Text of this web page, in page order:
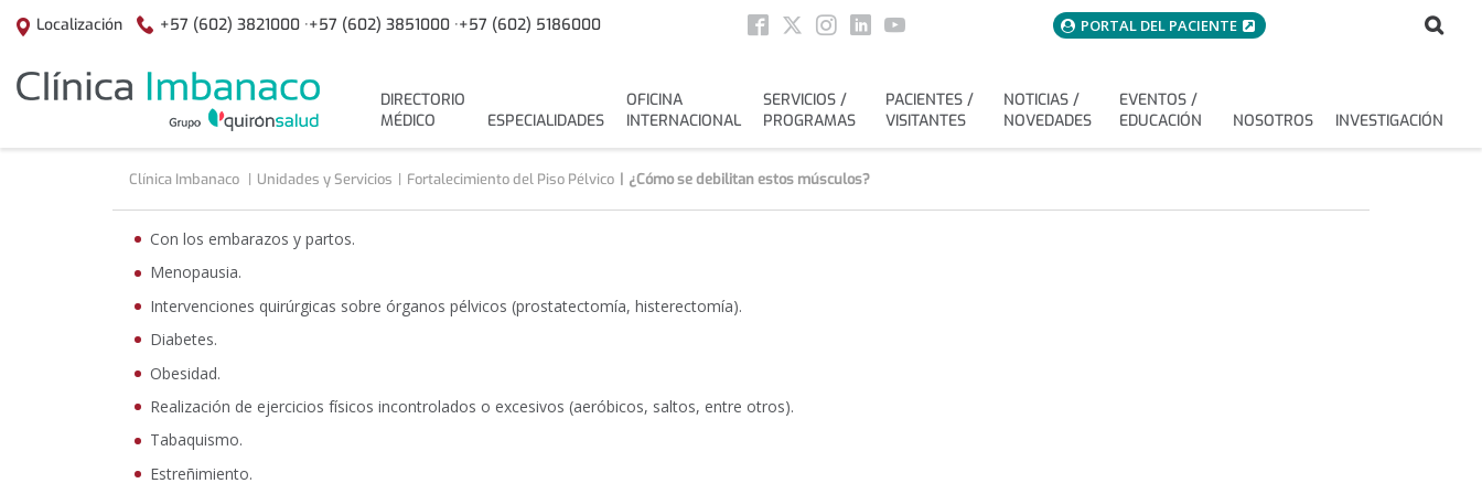
Localización +57 (602) 3821000 ·+57 (602) 3851000 ·+57 (602) 5186000
Social
menuAcceso
PORTAL DEL PACIENTE
Buscar
DIRECTORIO
MÉDICO
ESPECIALIDADES
OFICINA
INTERNACIONAL
SERVICIOS /
PROGRAMAS
PACIENTES /
VISITANTES
NOTICIAS /
NOVEDADES
EVENTOS /
EDUCACIÓN
NOSOTROS INVESTIGACIÓN
Clínica Imbanaco Unidades y Servicios Fortalecimiento del Piso Pélvico ¿Cómo se debilitan estos músculos?
Con los embarazos y partos.
Menopausia.
Intervenciones quirúrgicas sobre órganos pélvicos (prostatectomía, histerectomía).
Diabetes.
Obesidad.
Realización de ejercicios físicos incontrolados o excesivos (aeróbicos, saltos, entre otros).
Tabaquismo.
Estreñimiento.